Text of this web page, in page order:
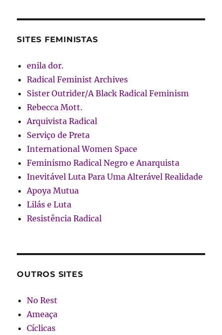
SITES FEMINISTAS
enila dor.
Radical Feminist Archives
Sister Outrider/A Black Radical Feminism
Rebecca Mott.
Arquivista Radical
Serviço de Preta
International Women Space
Feminismo Radical Negro e Anarquista
Inevitável Luta Para Uma Alterável Realidade
Apoya Mutua
Lilás e Luta
Resistência Radical
OUTROS SITES
No Rest
Ameaça
Cíclicas